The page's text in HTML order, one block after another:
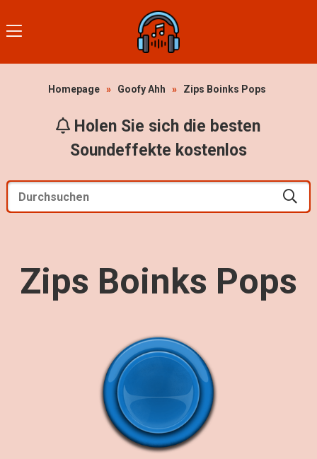
Homepage » Goofy Ahh » Zips Boinks Pops
Holen Sie sich die besten
Soundeffekte kostenlos
Zips Boinks Pops